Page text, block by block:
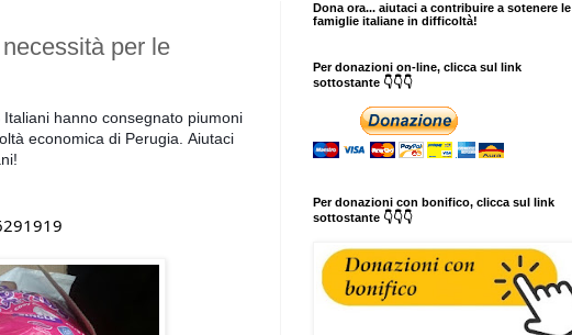
per le
Italiani hanno consegnato piumoni
economica di Perugia. Aiutaci
Dona ora... aiutaci a contribuire a sotenere le
famiglie italiane in difficoltà!
Per donazioni on-line, clicca sul link
sottostante 👇👇👇
Per donazioni con bonifico, clicca sul link
sottostante 👇👇👇